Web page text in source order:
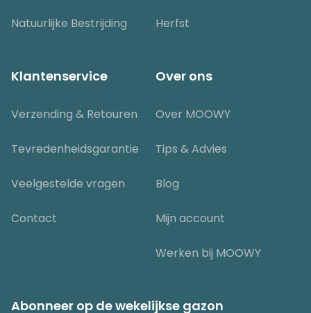
Natuurlijke Bestrijding Herfst
Klantenservice
Verzending & Retouren
Tevredenheidsgarantie
Veelgestelde vragen
Contact
Over ons
Over MOOWY
Tips & Advies
Blog
Mijn account
Werken bij MOOWY
Abonneer op de wekelijkse gazon